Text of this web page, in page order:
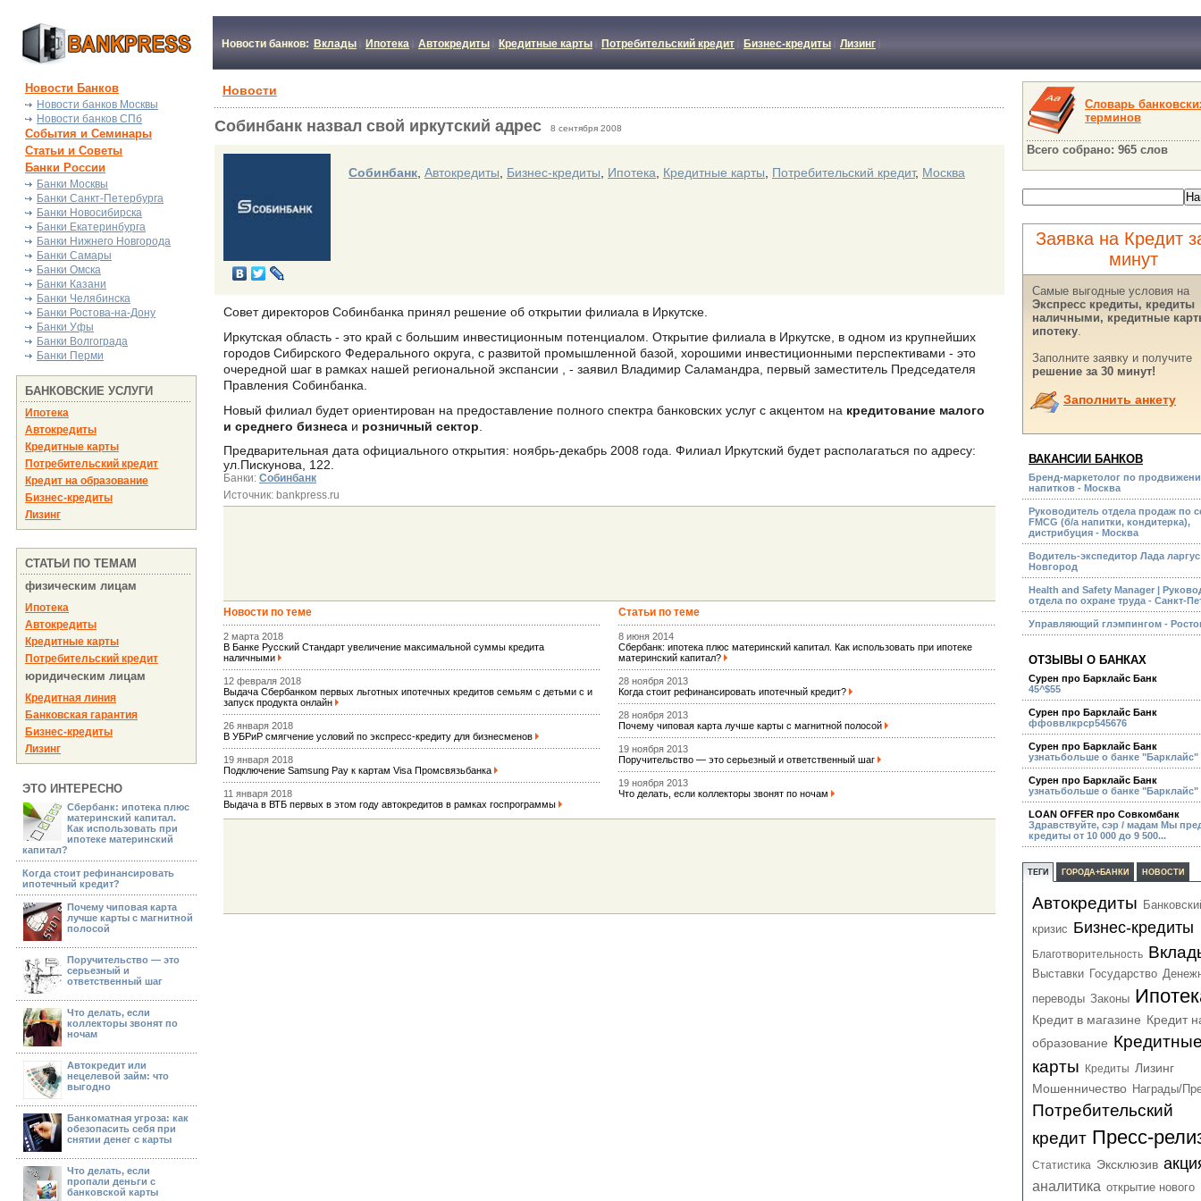
Новости банков: Вклады Ипотека Автокредиты Кредитные карты Потребительский кредит Бизнес-кредиты Лизинг
Новости Банков
Новости банков Москвы
Новости банков СПб
События и Семинары
Статьи и Советы
Банки России
Банки Москвы
Банки Санкт-Петербурга
Банки Новосибирска
Банки Екатеринбурга
Банки Нижнего Новгорода
Банки Самары
Банки Омска
Банки Казани
Банки Челябинска
Банки Ростова-на-Дону
Банки Уфы
Банки Волгограда
Банки Перми
БАНКОВСКИЕ УСЛУГИ
Ипотека
Автокредиты
Кредитные карты
Потребительский кредит
Кредит на образование
Бизнес-кредиты
Лизинг
СТАТЬИ ПО ТЕМАМ
физическим лицам
Ипотека
Автокредиты
Кредитные карты
Потребительский кредит
юридическим лицам
Кредитная линия
Банковская гарантия
Бизнес-кредиты
Лизинг
ЭТО ИНТЕРЕСНО
Сбербанк: ипотека плюс
материнский капитал.
Как использовать при
ипотеке материнский
капитал?
Когда стоит рефинансировать
ипотечный кредит?
Почему чиповая карта
лучше карты с магнитной
полосой
Поручительство — это
серьезный и
ответственный шаг
Что делать, если
коллекторы звонят по
ночам
Автокредит или
нецелевой займ: что
выгодно
Банкоматная угроза: как
обезопасить себя при
снятии денег с карты
Что делать, если
пропали деньги с
банковской карты
Новости
Собинбанк назвал свой иркутский адрес 8 сентября 2008
Собинбанк Автокредиты Бизнес-кредиты Ипотека Кредитные карты Потребительский кредит, Москва
Совет директоров Собинбанка принял решение об открытии филиала в Иркутске.
Иркутская область - это край с большим инвестиционным потенциалом. Открытие филиала в Иркутске, в одном из крупнейших
городов Сибирского Федерального округа, с развитой промышленной базой, хорошими инвестиционными перспективами - это
очередной шаг в рамках нашей региональной экспансии , - заявил Владимир Саламандра, первый заместитель Председателя
Правления Собинбанка.
Новый филиал будет ориентирован на предоставление полного спектра банковских услуг с акцентом на кредитование малого
и среднего бизнеса и розничный сектор
Предварительная дата официального открытия: ноябрь-декабрь 2008 года. Филиал Иркутский будет располагаться по адресу:
ул.Пискунова, 122.
Банки: Собинбанк
Источник: bankpress.ru
Новости по теме
2 марта 2018
В Банке Русский Стандарт увеличение максимальной суммы кредита
наличными
12 февраля 2018
Выдача Сбербанком первых льготных ипотечных кредитов семьям с детьми с и
запуск продукта онлайн
26 января 2018
В УБРиР смягчение условий по экспресс-кредиту для бизнесменов
19 января 2018
Подключение Samsung Pay к картам Visa Промсвязьбанка
11 января 2018
Выдача в ВТБ первых в этом году автокредитов в рамках госпрограммы
Статьи по теме
8 июня 2014
Сбербанк: ипотека плюс материнский капитал. Как использовать при ипотеке
материнский капитал?
28 ноября 2013
Когда стоит рефинансировать ипотечный кредит?
28 ноября 2013
Почему чиповая карта лучше карты с магнитной полосой
19 ноября 2013
Поручительство — это серьезный и ответственный шаг
19 ноября 2013
Что делать, если коллекторы звонят по ночам
Словарь
терминов
Всего собрано: 965 слов
Заявка на Кредит
минут
Самые выгодные условия на
Экспресс кредиты, кредиты
наличными, кредитные
ипотеку.
Заполните заявку и получите
решение за 30 минут!
Заполнить анкету
ВАКАНСИИ БАНКОВ
Бренд-маркетолог по
напитков - Москва
Руководитель отдела продаж по
FMCG (б/а напитки, кондитерка),
дистрибуция - Москва
Водитель-экспедитор Лада
Новгород
Health and Safety Manager |
отдела по охране труда - Санкт-
Управляющий глэмпингом -
ОТЗЫВЫ О БАНКАХ
Сурен про Барклайс Банк
45^$55
Сурен про Барклайс Банк
ффоввлкрср545676
Сурен про Барклайс Банк
узнатьбольше о банке "Барклайс"
Сурен про Барклайс Банк
узнатьбольше о банке "Барклайс"
LOAN OFFER про Совкомбанк
Здравствуйте, сэр / мадам Мы
кредиты от 10 000 до 9 500...
ТЕГИ ГОРОДА+БАНКИ НОВОСТИ
Автокредиты
кризис Бизнес-кредиты
Благотворительность
Выставки Государство
переводы Законы
Кредит в магазине Кредит
образование
карты
Кредиты Лизинг
Мошенничество Награды/
Потребительский
кредит Пресс-
Статистика Эксклюзив
аналитика открытие нового